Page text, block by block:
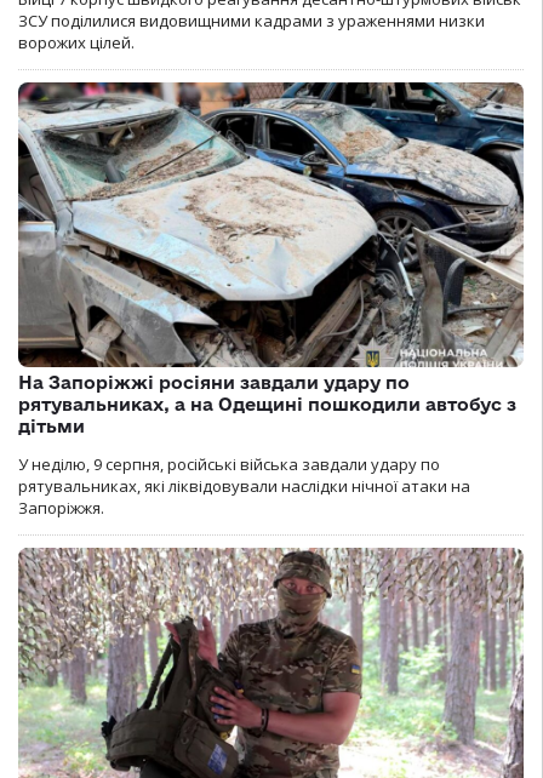
ЗСУ поділилися видовищними кадрами з ураженнями низки
ворожих цілей.
На Запоріжжі росіяни завдали удару по
рятувальниках, а на Одещині пошкодили автобус з
дітьми
У неділю, 9 серпня, російські війська завдали удару по
рятувальниках, які ліквідовували наслідки нічної атаки на
Запоріжжя.